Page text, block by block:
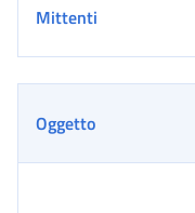
Mittenti
Oggetto